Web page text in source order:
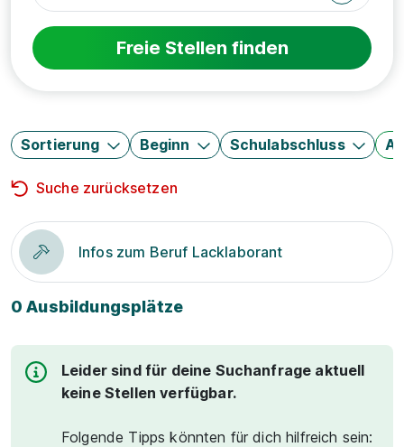
Freie Stellen finden
Sortierung Beginn Schulabschluss
Suche zurücksetzen
Infos zum Beruf Lacklaborant
0 Ausbildungsplätze
Leider sind für deine Suchanfrage aktuell
keine Stellen verfügbar.
Folgende Tipps könnten für dich hilfreich sein: